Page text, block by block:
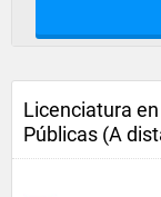
Licenciatura
Públicas (A